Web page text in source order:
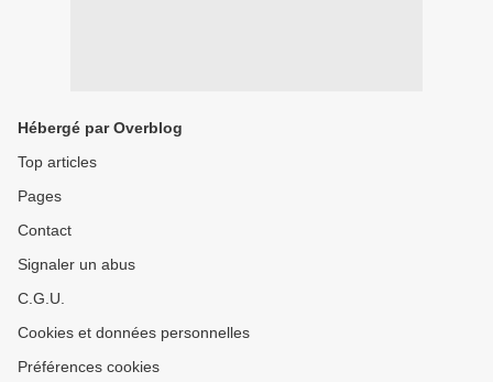
Hébergé par Overblog
Top articles
Pages
Contact
Signaler un abus
C.G.U.
Cookies et données personnelles
Préférences cookies